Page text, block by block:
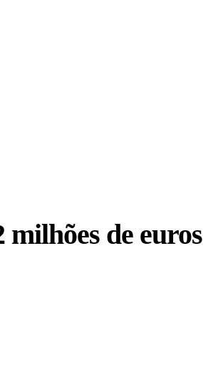
de euros